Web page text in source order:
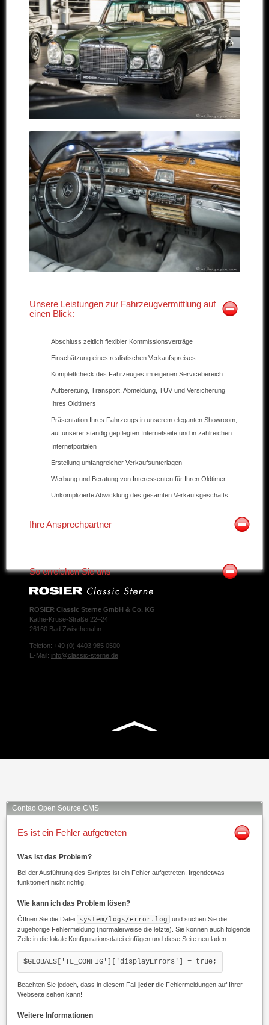
Unsere Leistungen zur Fahrzeugvermittlung auf
einen Blick:
Abschluss zeitlich flexibler Kommissionsverträge
Einschätzung eines realistischen Verkaufspreises
Komplettcheck des Fahrzeuges im eigenen Servicebereich
Aufbereitung, Transport, Abmeldung, TÜV und Versicherung
Ihres Oldtimers
Präsentation Ihres Fahrzeugs in unserem eleganten Showroom,
auf unserer ständig gepflegten Internetseite und in zahlreichen
Internetportalen
Erstellung umfangreicher Verkaufsunterlagen
Werbung und Beratung von Interessenten für Ihren Oldtimer
Unkomplizierte Abwicklung des gesamten Verkaufsgeschäfts
Ihre Ansprechpartner
So erreichen Sie uns
ROSIER Classic Sterne GmbH & Co. KG
Käthe-Kruse-Straße 22–24
26160 Bad Zwischenahn
Telefon: +49 (0) 4403 985 0500
E-Mail: info@classic-sterne.de
Contao Open Source CMS
Es ist ein Fehler aufgetreten
Was ist das Problem?
Bei der Ausführung des Skriptes ist ein Fehler aufgetreten. Irgendetwas
funktioniert nicht richtig.
Wie kann ich das Problem lösen?
Öffnen Sie die Datei system/logs/error.log
und suchen Sie die
zugehörige Fehlermeldung (normalerweise die letzte). Sie können auch folgende
Zeile in die lokale Konfigurationsdatei einfügen und diese Seite neu laden:
$GLOBALS['TL_CONFIG']['displayErrors'] = true;
Beachten Sie jedoch, dass in diesem Fall jeder die Fehlermeldungen auf Ihrer
Webseite sehen kann!
Weitere Informationen